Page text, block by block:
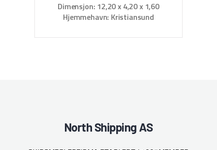
Dimensjon: 12,20 x 4,20 x 1,60
Hjemmehavn: Kristiansund
North Shipping AS